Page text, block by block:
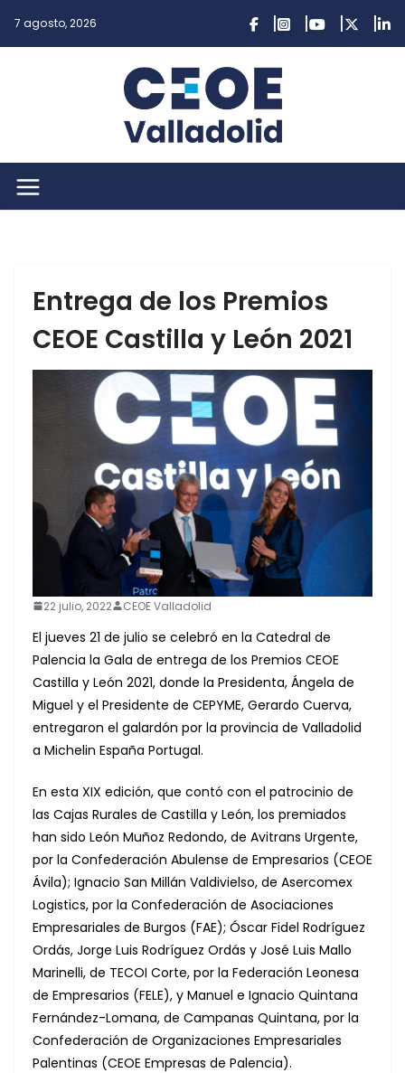
7 agosto, 2026
Entrega de los Premios
CEOE Castilla y León 2021
22 julio, 2022 CEOE Valladolid
El jueves 21 de julio se celebró en la Catedral de
Palencia la Gala de entrega de los Premios CEOE
Castilla y León 2021, donde la Presidenta, Ángela de
Miguel y el Presidente de CEPYME, Gerardo Cuerva,
entregaron el galardón por la provincia de Valladolid
a Michelin España Portugal.
En esta XIX edición, que contó con el patrocinio de
las Cajas Rurales de Castilla y León, los premiados
han sido León Muñoz Redondo, de Avitrans Urgente,
por la Confederación Abulense de Empresarios (CEOE
Ávila); Ignacio San Millán Valdivielso, de Asercomex
Logistics, por la Confederación de Asociaciones
Empresariales de Burgos (FAE); Óscar Fidel Rodríguez
Ordás, Jorge Luis Rodríguez Ordás y José Luis Mallo
Marinelli, de TECOI Corte, por la Federación Leonesa
de Empresarios (FELE), y Manuel e Ignacio Quintana
Fernández-Lomana, de Campanas Quintana, por la
Confederación de Organizaciones Empresariales
Palentinas (CEOE Empresas de Palencia).